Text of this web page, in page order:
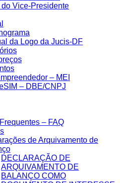
do Vice-Presidente
da Logo da Jucis-DF
– MEI
– DBE/CNPJ
– FAQ
de Arquivamento de
DECLARAÇÃO DE
ARQUIVAMENTO DE
BALANÇO COMO